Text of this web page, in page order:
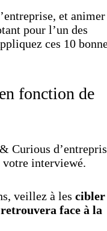
et animer
pour l’un des
ces 10
fonction de
Curious
votre interviewé.
veillez à les cibler
face à la